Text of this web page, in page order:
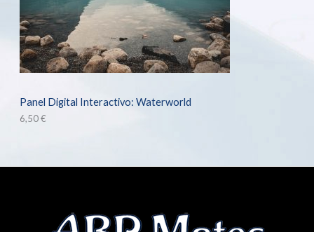
Panel Digital Interactivo: Waterworld
6,50€